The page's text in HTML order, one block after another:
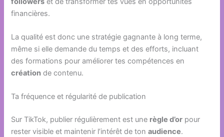
financières.
La qualité est donc une stratégie gagnante à long terme,
même si elle demande du temps et des efforts, incluant
des formations pour améliorer tes compétences en
création de contenu.
Ta fréquence et régularité de publication
Sur TikTok, publier régulièrement est une règle d’or pour
rester visible et maintenir l’intérêt de tonaudience.